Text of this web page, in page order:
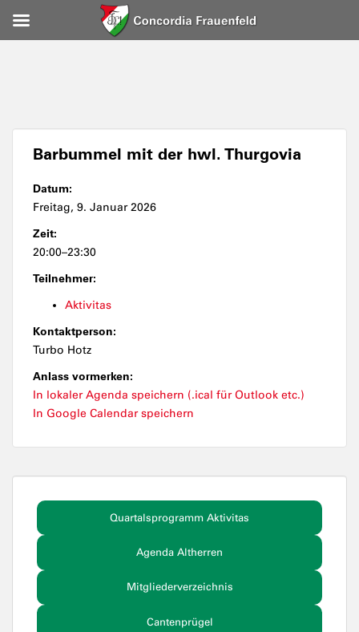
Barbummel mit der hwl. Thurgovia
Datum:
Freitag, 9. Januar 2026
Zeit:
20:00–23:30
Teilnehmer:
Aktivitas
Kontaktperson:
Turbo Hotz
Anlass vormerken:
In lokaler Agenda speichern (.ical für Outlook etc.)
In Google Calendar speichern
Quartalsprogramm Aktivitas
Agenda Altherren
Mitgliederverzeichnis
Cantenprügel